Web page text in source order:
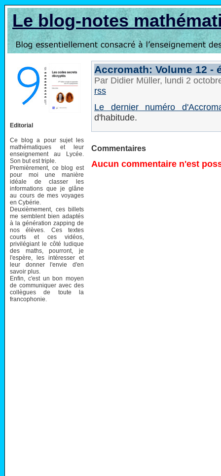
Le blog-notes
Editorial
Ce blog a pour sujet les
mathématiques et leur
enseignement au Lycée.
Son but est triple.
Premièrement, ce blog est
pour moi une manière
idéale de classer les
informations que je glâne
au cours de mes voyages
en Cybérie.
Deuxièmement, ces billets
me semblent bien adaptés
à la génération zapping de
nos élèves. Ces textes
courts et ces vidéos,
privilégiant le côté ludique
des maths, pourront, je
l'espère, les intéresser et
leur donner l'envie d'en
savoir plus.
Enfin, c'est un bon moyen
de communiquer avec des
collègues de toute la
francophonie.
Accromath: Volume 12 -
Par Didier Müller, lundi 2
rss
Le dernier numéro
d'habitude.
Commentaires
Aucun commentaire n'est